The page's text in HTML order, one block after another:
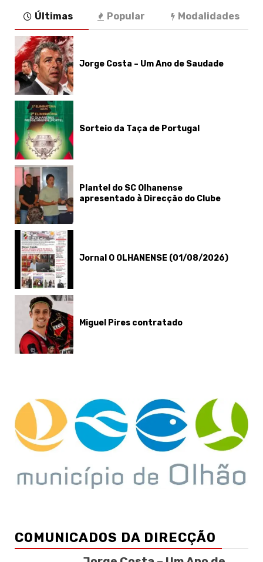
Últimas Popular Modalidades
Jorge Costa – Um Ano de Saudade
Sorteio da Taça de Portugal
Plantel do SC Olhanense
apresentado à Direcção do Clube
Jornal O OLHANENSE (01/08/2026)
Miguel Pires contratado
COMUNICADOS DA DIRECÇÃO